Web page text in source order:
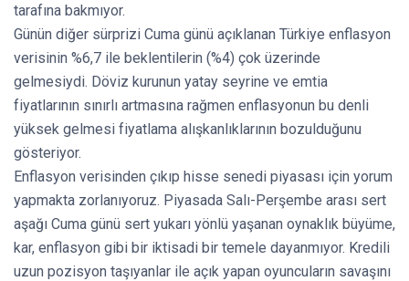
tarafına bakmıyor.
Günün diğer sürprizi Cuma günü açıklanan Türkiye enflasyon
verisinin %6,7 ile beklentilerin (%4) çok üzerinde
gelmesiydi. Döviz kurunun yatay seyrine ve emtia
fiyatlarının sınırlı artmasına rağmen enflasyonun bu denli
yüksek gelmesi fiyatlama alışkanlıklarının bozulduğunu
gösteriyor.
Enflasyon verisinden çıkıp hisse senedi piyasası için yorum
yapmakta zorlanıyoruz. Piyasada Salı-Perşembe arası sert
aşağı Cuma günü sert yukarı yönlü yaşanan oynaklık büyüme,
kar, enflasyon gibi bir iktisadi bir temele dayanmıyor. Kredili
uzun pozisyon taşıyanlar ile açık yapan oyuncuların savaşını